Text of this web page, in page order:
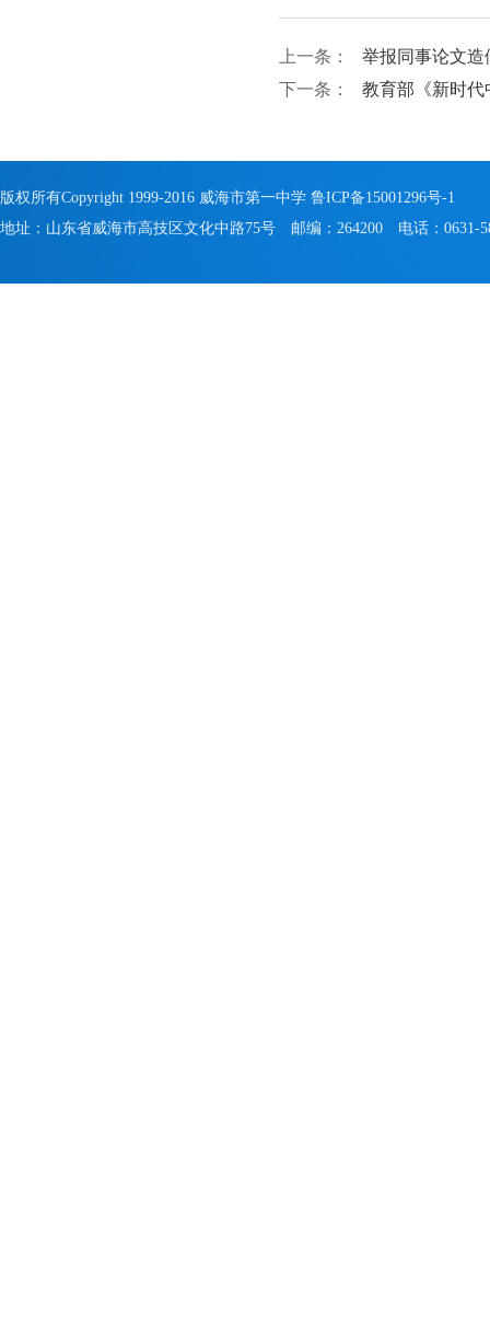
上一条：
举报同事论文
下一条：
教育部《新时
版权所有Copyright 1999-2016 威海市第一中学 鲁ICP备15001296号-1
地址：山东省威海市高技区文化中路75号 邮编：264200 电话：0631-